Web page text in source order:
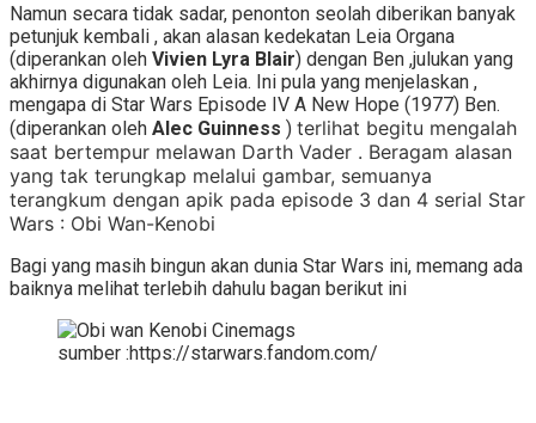
Namun secara tidak sadar, penonton seolah diberikan banyak
petunjuk kembali , akan alasan kedekatan Leia Organa
(diperankan oleh Vivien Lyra Blair) dengan Ben ,julukan yang
akhirnya digunakan oleh Leia. Ini pula yang menjelaskan ,
mengapa di Star Wars Episode IV A New Hope (1977) Ben.
(diperankan oleh Alec Guinness ) terlihat begitu mengalah
saat bertempur melawan Darth Vader . Beragam alasan
yang tak terungkap melalui gambar, semuanya
terangkum dengan apik pada episode 3 dan 4 serial Star
Wars : Obi Wan-Kenobi
Bagi yang masih bingun akan dunia Star Wars ini, memang ada
baiknya melihat terlebih dahulu bagan berikut ini
sumber :https://starwars.fandom.com/